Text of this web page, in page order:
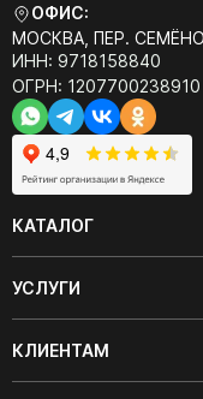
ОФИС:
МОСКВА, ПЕР.
ИНН: 9718158840
ОГРН: 1207700238910
КАТАЛОГ
УСЛУГИ
КЛИЕНТАМ